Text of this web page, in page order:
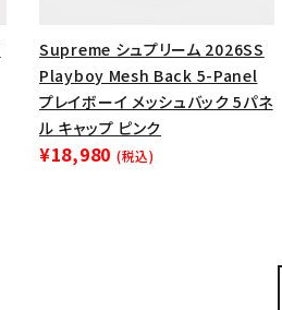
Supreme シュプリーム 2026SS
Playboy Mesh Back 5-Panel
プレイボーイ メッシュバック 5パネ
ル キャップ ピンク
¥18,980 (税込)